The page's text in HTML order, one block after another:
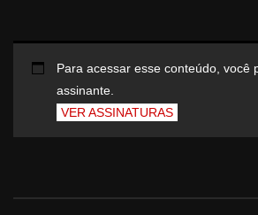
Para acessar esse conteúdo, você
assinante.
VER ASSINATURAS